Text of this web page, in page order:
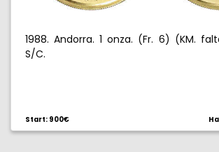
1988. Andorra. 1 onza. (Fr. 6) (KM.
S/C.
Start: 900€